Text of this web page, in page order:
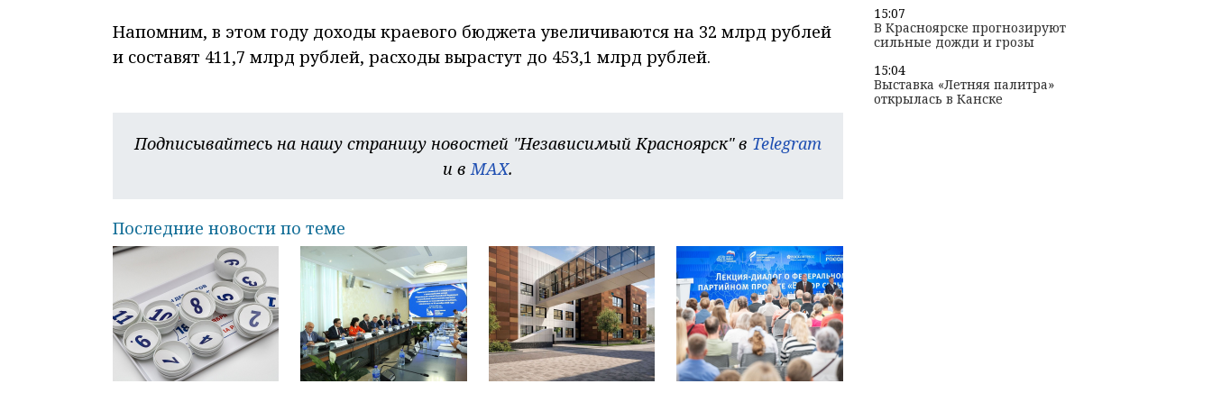
Напомним, в этом году доходы краевого бюджета увеличиваются на 32 млрд рублей
и составят 411,7 млрд рублей, расходы вырастут до 453,1 млрд рублей.
Подписывайтесь на нашу страницу новостей "Независимый Красноярск" в Telegram
и в MAX.
Последние новости по теме
15:07
В Красноярске прогнозируют
сильные дожди и грозы
15:04
Выставка «Летняя палитра»
открылась в Канске